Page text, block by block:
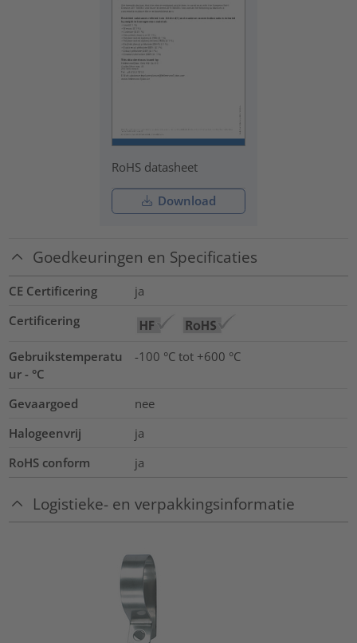
RoHS datasheet
Download
Goedkeuringen en Specificaties
CE Certificering
ja
Certificering
Gebruikstemperatu
ur - °C
-100 °C tot +600 °C
Gevaargoed
nee
Halogeenvrij
ja
RoHS conform
ja
Logistieke- en verpakkingsinformatie